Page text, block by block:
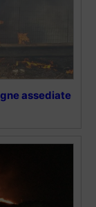
assediate